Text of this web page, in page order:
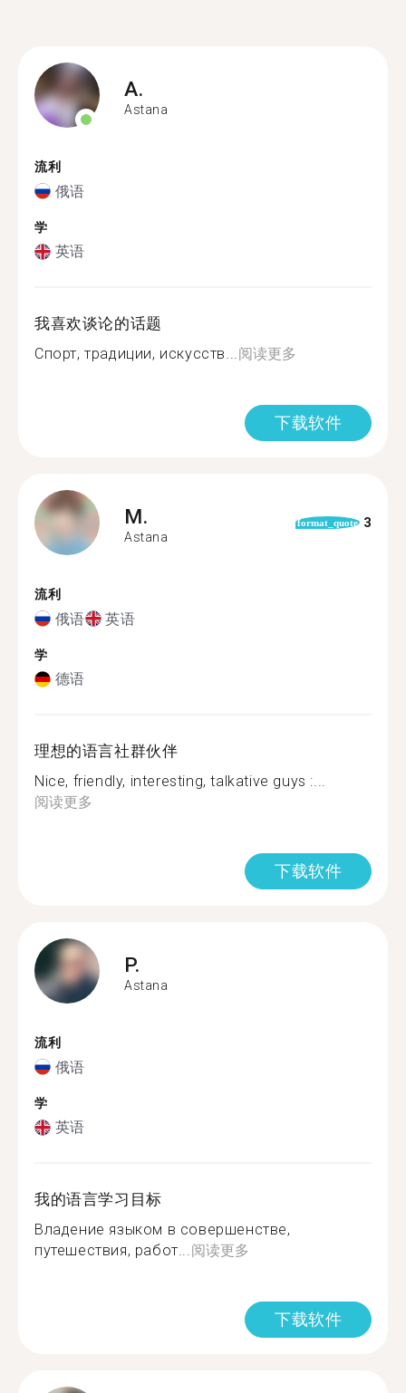
A.
Astana
流利
俄语
学
英语
我喜欢谈论的话题
Спорт, традиции, искусств...阅读更多
下载软件
M.
Astana
format_quote 3
流利
俄语 英语
学
德语
理想的语言社群伙伴
Nice, friendly, interesting, talkative guys :...
阅读更多
下载软件
P.
Astana
流利
俄语
学
英语
我的语言学习目标
Владение языком в совершенстве,
путешествия, работ...阅读更多
下载软件